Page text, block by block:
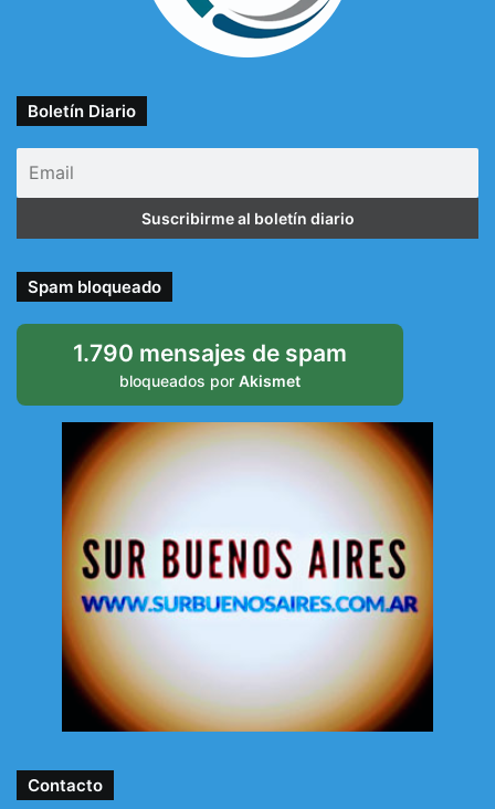
Boletín Diario
Spam bloqueado
1.790 mensajes de spam
bloqueados por Akismet
Contacto